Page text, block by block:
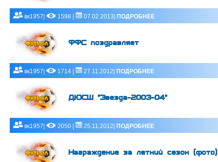
вк1957| 1598 | 07.02.2013| ПОДРОБНЕЕ
ФФС поздравляет
вк1957| 1714 | 27.11.2012| ПОДРОБНЕЕ
ДЮСШ "Звезда-2003-04"
вк1957| 2050 | 25.11.2012| ПОДРОБНЕЕ
Награждение за летний сезон (фото)